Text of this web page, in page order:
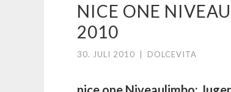
NICE ONE
2010
30. JULI 2010 DOLCEVITA